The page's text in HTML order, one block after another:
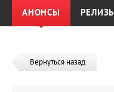
АНОНСЫ РЕЛИЗЫ
Вернуться назад